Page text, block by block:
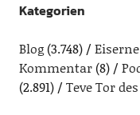
Kategorien
Blog(3.748)
Kommentar(8)
(2.891)
Teve Tor